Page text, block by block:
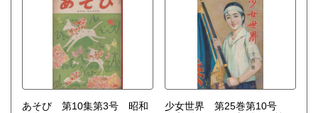
供の願（内田昇三）ちゃんこ
ろそばや（村田丹下）人形
（森五郎）家をめぐる足音
（村山忠夫）壊された立像
（高山俊）お窓から（薩男八
郎）夢のくに（ウォルカア
訳・村山知義）「小公子」物
語（相馬泰三）挿絵・村山知
し・おおかみと七ひきのこや
ぎ（大木雄二 絵・田中良
7P）どちらがよいこ（絵・新
井五郎）ステッキてっちゃん
（秋玲二）こぐもとかたつむ
り（横山トミ 絵・林義雄）
けんしょうなぞなぞ・わたし
はなんでしょう（案・林かつ
のくろちゃん（はがまさ
あそび 第10集第3号 昭和
少女世界 第25巻第10号